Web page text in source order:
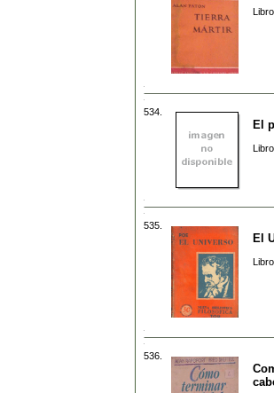
534.
El
535.
El
536.